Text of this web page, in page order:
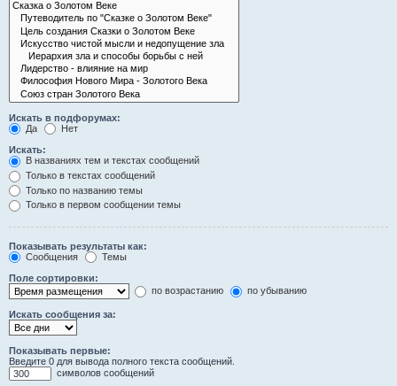
Искать в подфорумах:
Да
Нет
Искать:
В названиях тем и текстах сообщений
Только в текстах сообщений
Только по названию темы
Только в первом сообщении темы
Показывать результаты как:
Сообщения
Темы
Поле сортировки:
по возрастанию
по убыванию
Искать сообщения за:
Показывать первые:
Введите 0 для вывода полного текста сообщений.
символов сообщений